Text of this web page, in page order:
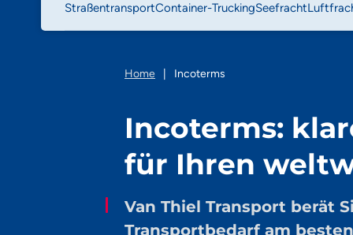
StraßentransportContainer-TruckingSeefracht
Home Incoterms
Incoterms:
für Ihren
Van Thiel Transport berät
Transportbedarf am